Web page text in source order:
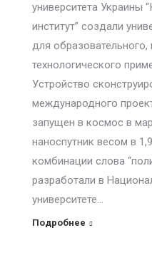
университета Украины
институт” создали
для образовательного,
технологического
Устройство
международного
запущен в космос в
наноспутник весом в
комбинации слова
разработали в
университете…
Подробнее